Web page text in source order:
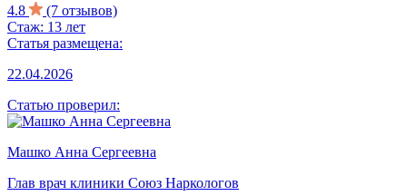
4.8
(7 отзывов)
Стаж: 13 лет
Статья размещена:
22.04.2026
Статью проверил:
Машко Анна Сергеевна
Глав врач клиники Союз Наркологов